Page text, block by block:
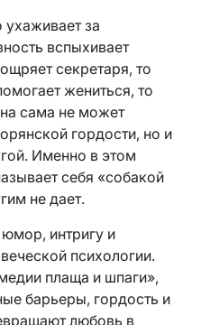
за
вспыхивает
секретаря, то
жениться, то
сама не может
гордости, но и
Именно в этом
себя «собакой
не дает.
интригу и
психологии.
плаща и шпаги»,
барьеры, гордость и
любовь в